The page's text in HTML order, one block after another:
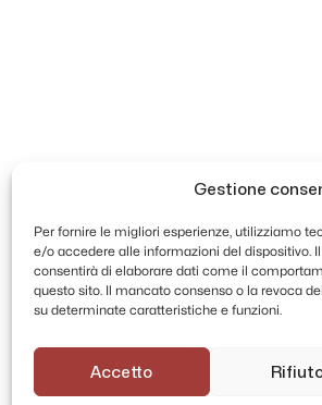
Gestione
Per fornire le migliori esperienze, utilizziamo
e/o accedere alle informazioni del dispositivo.
consentirà di elaborare dati come il
questo sito. Il mancato consenso o la revoca
su determinate caratteristiche e funzioni.
Accetto